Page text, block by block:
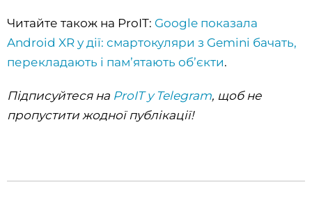
Читайте також на ProIT: Google показала
Android XR у дії: смартокуляри з Gemini бачать,
перекладають і памʼятають обʼєкти.
Підписуйтеся на ProIT у Telegram, щоб не
пропустити жодної публікації!